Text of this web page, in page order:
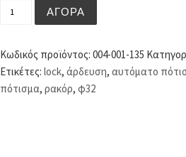
ΑΓΟΡΆ
Κωδικός προϊόντος: 004-001-135
Ετικέτες: lock, άρδευση, αυτόματο
πότισμα, ρακόρ, φ32